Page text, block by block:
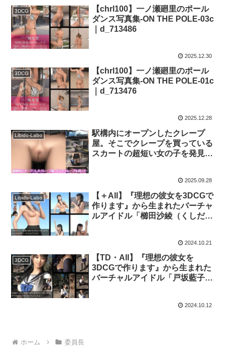
3DCG
【chrl100】一ノ瀬廻里のポール
ダンス写真集-ON THE POLE-03c
｜d_713486
2025.12.30
3DCG
【chrl100】一ノ瀬廻里のポール
ダンス写真集-ON THE POLE-01c
｜d_713476
2025.12.28
Libido-Labo
駅構内にオープンしたクレープ
屋。そこでクレープを買っている
スカートの超短い女の子を発見！
2025.09.28
Libido-Labo
【＋All】『理想の彼女を3DCGで
作ります』から生まれたバーチャ
ルアイドル「櫛田沙綾（くしださ
2024.10.21
3DCG
【TD・All】『理想の彼女を
3DCGで作ります』から生まれた
バーチャルアイドル「戸坂藍子」
2024.10.12
ホーム 委員長